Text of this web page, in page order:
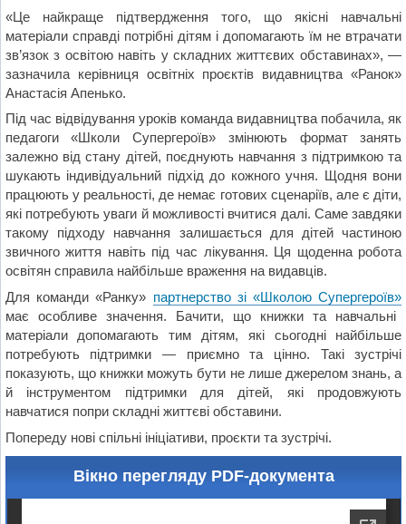
«Це найкраще підтвердження того, що якісні навчальні
матеріали справді потрібні дітям і допомагають їм не втрачати
зв’язок з освітою навіть у складних життєвих обставинах», —
зазначила керівниця освітніх проєктів видавництва «Ранок»
Анастасія Апенько.
Під час відвідування уроків команда видавництва побачила, як
педагоги «Школи Супергероїв» змінюють формат занять
залежно від стану дітей, поєднують навчання з підтримкою та
шукають індивідуальний підхід до кожного учня. Щодня вони
працюють у реальності, де немає готових сценаріїв, але є діти,
які потребують уваги й можливості вчитися далі. Саме завдяки
такому підходу навчання залишається для дітей частиною
звичного життя навіть під час лікування. Ця щоденна робота
освітян справила найбільше враження на видавців.
Для команди «Ранку» партнерство зі «Школою Супергероїв»
має особливе значення. Бачити, що книжки та навчальні
матеріали допомагають тим дітям, які сьогодні найбільше
потребують підтримки — приємно та цінно. Такі зустрічі
показують, що книжки можуть бути не лише джерелом знань, а
й інструментом підтримки для дітей, які продовжують
навчатися попри складні життєві обставини.
Попереду нові спільні ініціативи, проєкти та зустрічі.
Вікно перегляду PDF-документа